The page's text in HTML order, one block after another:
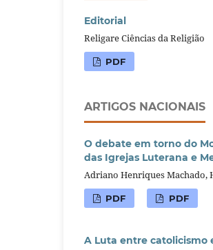
Editorial
Religare Ciências da Religião
PDF
ARTIGOS NACIONAIS
O debate em torno do
das Igrejas Luterana e
Adriano Henriques Machado,
PDF PDF
A Luta entre catolicismo